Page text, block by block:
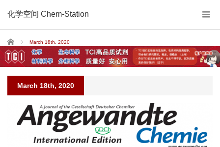
化学空间 Chem-Station
Home March 18th, 2020
March 18th, 2020